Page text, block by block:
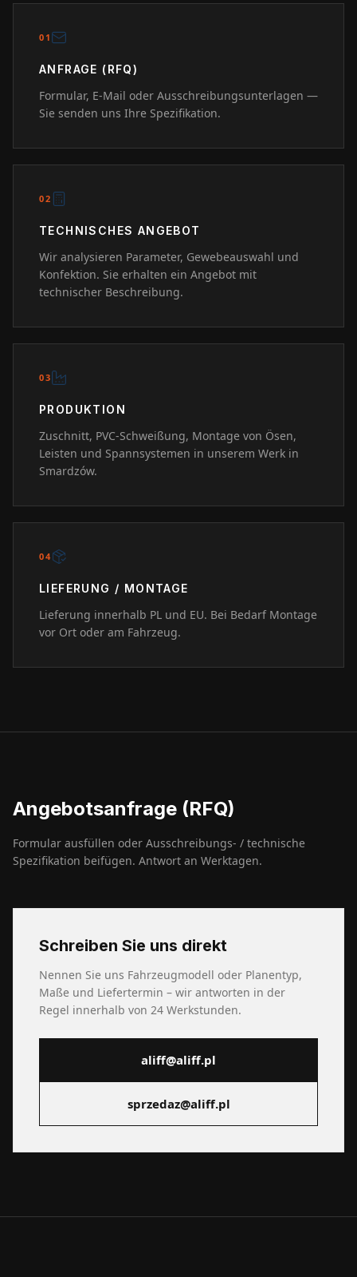
0 1
ANFRAGE (RFQ)
Formular, E-Mail oder Ausschreibungsunterlagen —
Sie senden uns Ihre Spezifikation.
02
TECHNISCHES ANGEBOT
Wir analysieren Parameter, Gewebeauswahl und
Konfektion. Sie erhalten ein Angebot mit
technischer Beschreibung.
03
PRODUKTION
Zuschnitt, PVC-Schweißung, Montage von Ösen,
Leisten und Spannsystemen in unserem Werk in
Smardzów.
04
LIEFERUNG / MONTAGE
Lieferung innerhalb PL und EU. Bei Bedarf Montage
vor Ort oder am Fahrzeug.
Angebotsanfrage (RFQ)
Formular ausfüllen oder Ausschreibungs- / technische
Spezifikation beifügen. Antwort an Werktagen.
Schreiben Sie uns direkt
Nennen Sie uns Fahrzeugmodell oder Planentyp,
Maße und Liefertermin – wir antworten in der
Regel innerhalb von 24 Werkstunden.
aliff@aliff.pl
sprzedaz@aliff.pl